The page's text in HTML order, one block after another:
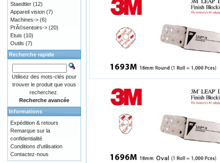
Staedtler (12)
Appareil vision (7)
Machines-> (6)
PrÃ©sentoirs-> (20)
Etuis (10)
Outils (7)
Recherche rapide
Utilisez des mots-clés pour
trouver le produit que vous
recherchez.
Recherche avancée
Informations
Expédition & retours
Remarque sur la
confidentialité
Conditions d'utilisation
Contactez-nous